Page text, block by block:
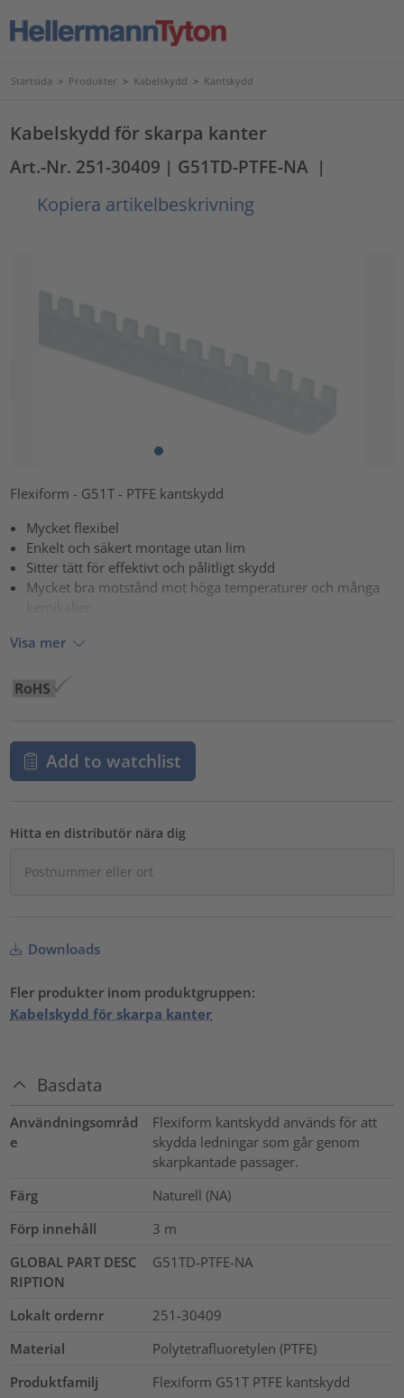
Startsida > Produkter > Kabelskydd > Kantskydd
Kabelskydd för skarpa kanter
Art.-Nr. 251-30409 | G51TD-PTFE-NA |
Kopiera artikelbeskrivning
Flexiform - G51T - PTFE kantskydd
Mycket flexibel
Enkelt och säkert montage utan lim
Sitter tätt för effektivt och pålitligt skydd
Mycket bra motstånd mot höga temperaturer och många
Visa mer
Add to watchlist
Hitta en distributör nära dig
Downloads
Fler produkter inom produktgruppen:
Kabelskydd för skarpa kanter
Basdata
Användningsområd
e
Flexiform kantskydd används för att
skydda ledningar som går genom
skarpkantade passager.
Färg
Naturell (NA)
Förp innehåll
3 m
GLOBAL PART DESC
RIPTION
G51TD-PTFE-NA
Lokalt ordernr
251-30409
Material
Polytetrafluoretylen (PTFE)
Produktfamilj
Flexiform G51T PTFE kantskydd